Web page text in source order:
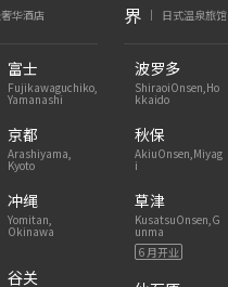
华酒店
富士
Fujikawaguchiko,
Yamanashi
京都
Arashiyama,
Kyoto
冲绳
Yomitan,
Okinawa
谷关
界 日式温泉旅馆
波罗多
ShiraoiOnsen,Ho
kkaido
秋保
AkiuOnsen,Miyag
i
草津
KusatsuOnsen,G
unma
6 月开业